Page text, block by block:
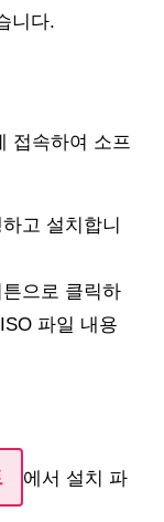
니다.
접속하여 소프
고 설치합니
으로 클릭하
ISO 파일 내용
에서 설치 파